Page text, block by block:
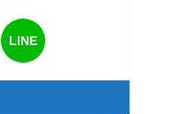
LINE